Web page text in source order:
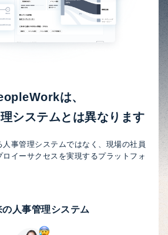
は、
システムとは異なります
人事管理システムではなく、現場の社員
イーサクセスを実現するプラットフォ
の人事管理システム